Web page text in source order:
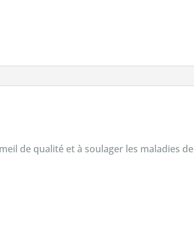
de qualité et à soulager les maladies de